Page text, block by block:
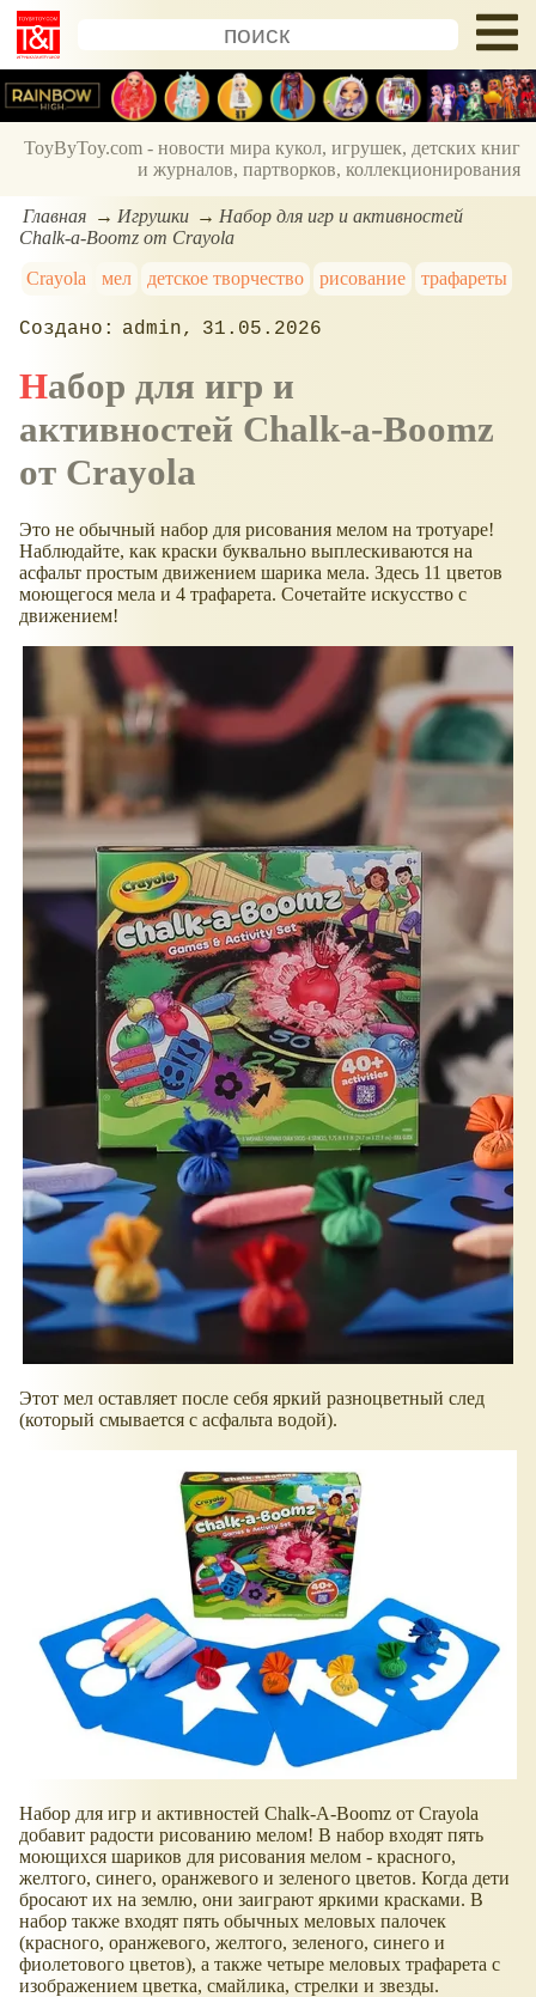
ToyByToy.com - новости мира кукол, игрушек, детских книг
и журналов, партворков, коллекционирования
Главная Игрушки
Набор для игр и активностей
Chalk-a-Boomz от Crayola
Crayola
мел детское творчество рисование трафареты
admin 31.05.2026
Набор для игр и
активностей Chalk-a-Boomz
от Crayola
Это не обычный набор для рисования мелом на тротуаре!
Наблюдайте, как краски буквально выплескиваются на
асфальт простым движением шарика мела. Здесь 11 цветов
моющегося мела и 4 трафарета. Сочетайте искусство с
движением!
Этот мел оставляет после себя яркий разноцветный след
(который смывается с асфальта водой).
Набор для игр и активностей Chalk-A-Boomz от Crayola
добавит радости рисованию мелом! В набор входят пять
моющихся шариков для рисования мелом - красного,
желтого, синего, оранжевого и зеленого цветов. Когда дети
бросают их на землю, они заиграют яркими красками. В
набор также входят пять обычных меловых палочек
(красного, оранжевого, желтого, зеленого, синего и
фиолетового цветов), а также четыре меловых трафарета с
изображением цветка, смайлика, стрелки и звезды.